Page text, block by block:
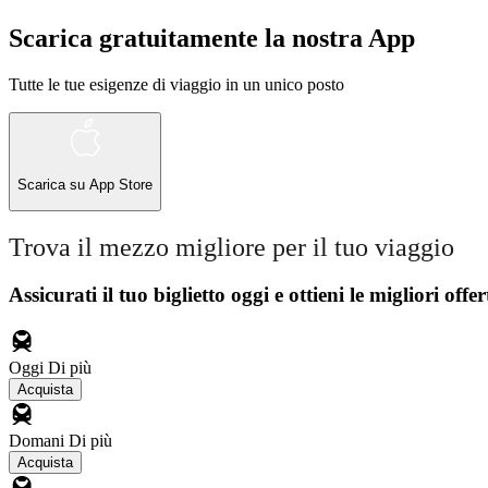
Scarica gratuitamente la nostra App
Tutte le tue esigenze di viaggio in un unico posto
Scarica su App Store
Trova il mezzo migliore per il tuo viaggio
Assicurati il ​​tuo biglietto oggi e ottieni le migliori
Oggi Di più
Acquista
Domani Di più
Acquista